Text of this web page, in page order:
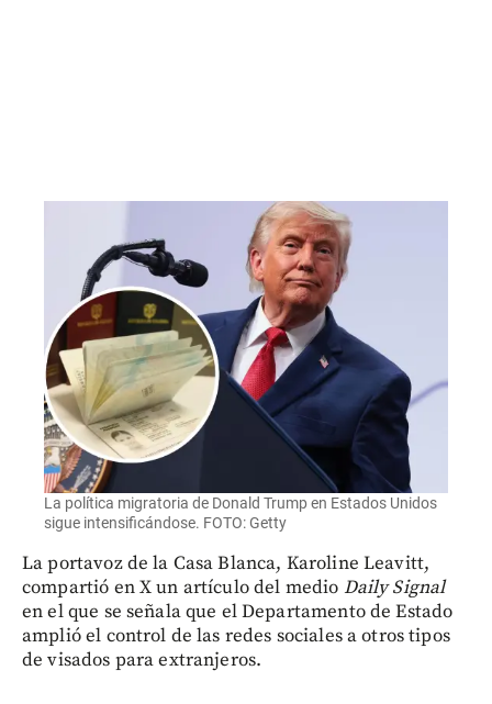
La política migratoria de Donald Trump en Estados Unidos
sigue intensificándose. FOTO: Getty
La portavoz de la Casa Blanca, Karoline Leavitt,
compartió en X un artículo del medio Daily Signal
en el que se señala que el Departamento de Estado
amplió el control de las redes sociales a otros tipos
de visados para extranjeros.